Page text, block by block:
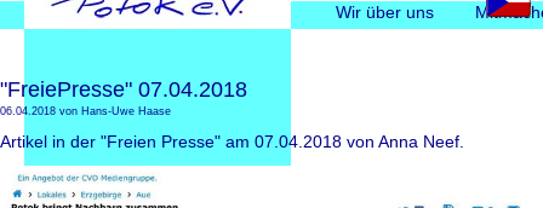
Navigation
überspringen
Wir über uns
"FreiePresse" 07.04.2018
06.04.2018 von Hans-Uwe Haase
Artikel in der "Freien Presse" am 07.04.2018 von Anna Neef.